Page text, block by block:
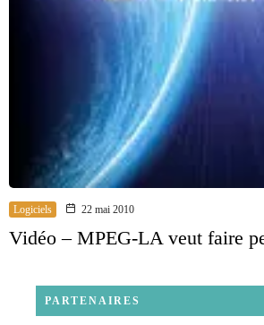
Logiciels 22 mai 2010
Vidéo – MPEG-LA veut faire
PARTENAIRES